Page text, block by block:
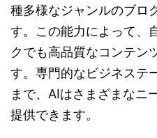
種多様なジャンルのブロ
す。この能力によって、
クでも高品質なコンテン
す。専門的なビジネステ
まで、AIはさまざまなニ
提供できます。